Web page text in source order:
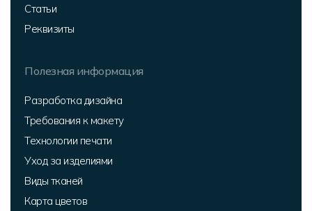
Статьи
Реквизиты
Полезная информация
Разработка дизайна
Требования к макету
Технологии печати
Уход за изделиями
Виды тканей
Карта цветов